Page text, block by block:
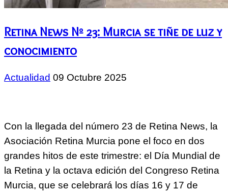
Retina News Nº 23: Murcia se tiñe de luz y
conocimiento
Actualidad 09 Octubre 2025
Con la llegada del número 23 de Retina News, la
Asociación Retina Murcia pone el foco en dos
grandes hitos de este trimestre: el Día Mundial de
la Retina y la octava edición del Congreso Retina
Murcia, que se celebrará los días 16 y 17 de